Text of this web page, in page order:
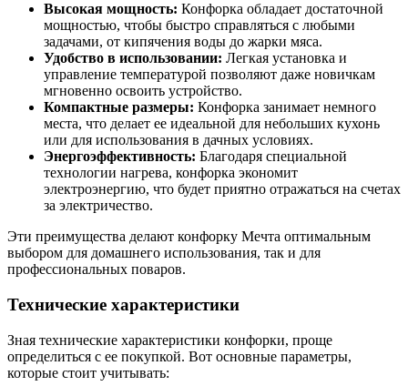
Высокая мощность: Конфорка обладает достаточной
мощностью, чтобы быстро справляться с любыми
задачами, от кипячения воды до жарки мяса.
Удобство в использовании: Легкая установка и
управление температурой позволяют даже новичкам
мгновенно освоить устройство.
Компактные размеры: Конфорка занимает немного
места, что делает ее идеальной для небольших кухонь
или для использования в дачных условиях.
Энергоэффективность: Благодаря специальной
технологии нагрева, конфорка экономит
электроэнергию, что будет приятно отражаться на счетах
за электричество.
Эти преимущества делают конфорку Мечта оптимальным
выбором для домашнего использования, так и для
профессиональных поваров.
Технические характеристики
Зная технические характеристики конфорки, проще
определиться с ее покупкой. Вот основные параметры,
которые стоит учитывать: